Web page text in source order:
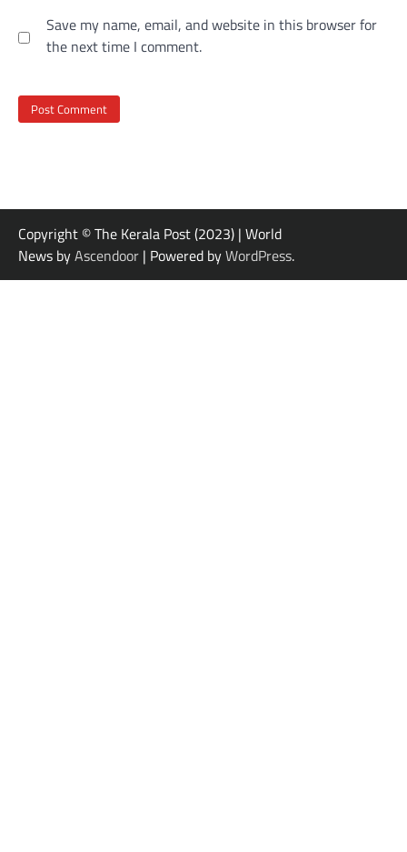
Save my name, email, and website in this browser for
the next time I comment.
Copyright © The Kerala Post (2023) | World
News byAscendoor | Powered byWordPress.